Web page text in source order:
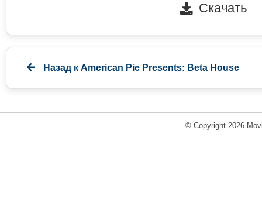
Скачать
Назад к American Pie Presents: Beta House
© Copyright 2026